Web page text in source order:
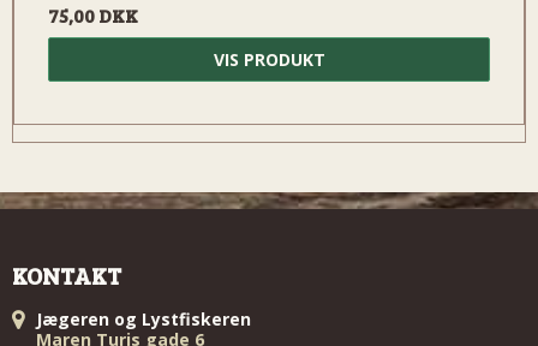
75,00 DKK
VIS PRODUKT
KONTAKT
Jægeren og Lystfiskeren
Maren Turis gade 6